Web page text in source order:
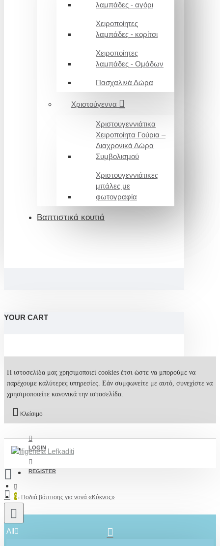
λαμπάδες - αγόρι
Χειροποίητες
λαμπάδες - κορίτσι
Χειροποίητες
λαμπάδες - Ομάδων
Πασχαλινά Δώρα
Χριστούγεννα
Χριστουγεννιάτικα
Χειροποίητα Γούρια –
Διαχρονικά Δώρα
Συμβολισμού
Χριστουγεννιάτικες
μπάλες με
φωτογραφία
Βαπτιστικά κουτιά
YOUR CART
Η ιστοσελίδα μας χρησιμοποιεί cookies έτσι ώστε να μπορούμε να
παρέχουμε καλύτερες υπηρεσίες. Εάν συμφωνείτε με αυτό, συνεχίστε να
χρησιμοποιείτε κανονικά την ιστοσελίδα.
Κλείσιμο
LOGIN
REGISTER
0
All
Ποδιά βάπτισης για νονά «Κύκνος»